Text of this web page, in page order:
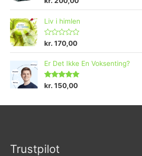
Liv i himlen
R
t
e
d
0
u
f
kr. 170,00
Er Det Ikke En Voksenting?
Rated5.00
kr. 150,00
Trustpilot